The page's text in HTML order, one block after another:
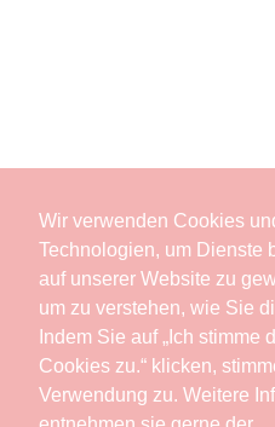
Wir verwenden Cookies
Technologien, um Dienste
auf unserer Website zu
um zu verstehen, wie Sie
Indem Sie auf „Ich stimme
Cookies zu.“ klicken,
Verwendung zu. Weitere